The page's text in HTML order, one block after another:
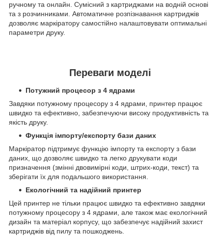
ручному та онлайн. Сумісний з картриджами на водній основі
та з розчинниками. Автоматичне розпізнавання картриджів
дозволяє маркіратору самостійно налаштовувати оптимальні
параметри друку.
Переваги моделі
Потужний процесор з 4 ядрами
Завдяки потужному процесору з 4 ядрами, принтер працює
швидко та ефективно, забезпечуючи високу продуктивність та
якість друку.
Функція імпорту/експорту бази даних
Маркіратор підтримує функцію імпорту та експорту з бази
даних, що дозволяє швидко та легко друкувати коди
призначення (змінні двовимірні коди, штрих-коди, текст) та
зберігати їх для подальшого використання.
Екологічний та надійний принтер
Цей принтер не тільки працює швидко та ефективно завдяки
потужному процесору з 4 ядрами, але також має екологічний
дизайн та матеріал корпусу, що забезпечує надійний захист
картриджів від пилу та пошкоджень.